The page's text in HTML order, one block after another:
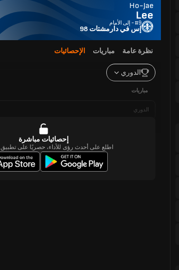
Ho-Jae
Lee
#9 - إلى الأمام
إس في دارمشتات 98
نظرة عامة مباريات الإحصائيات
الدوري
مباريات
الدوري
إحصائيات مباشرة
اطلع على أحدث رؤى للأداء، حصريًا على تطبيق LiveScore